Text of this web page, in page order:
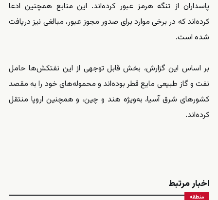
پاسداران از تنگه هرمز عبور کرده‌اند. این منابع همچنین ادعا
کرده‌اند که در برخی موارد برای صدور مجوز عبور، مبالغی نیز دریافت
شده است.
بر اساس این گزارش، بخش قابل توجهی از این نفتکش‌ها حامل
نفت و گاز طبیعی مایع قطر بوده‌اند و محموله‌های خود را به مقصد
کشورهای شرق آسیا، به‌ویژه هند و چین، و همچنین اروپا منتقل
کرده‌اند.
اخبار مرتبط
منطقه